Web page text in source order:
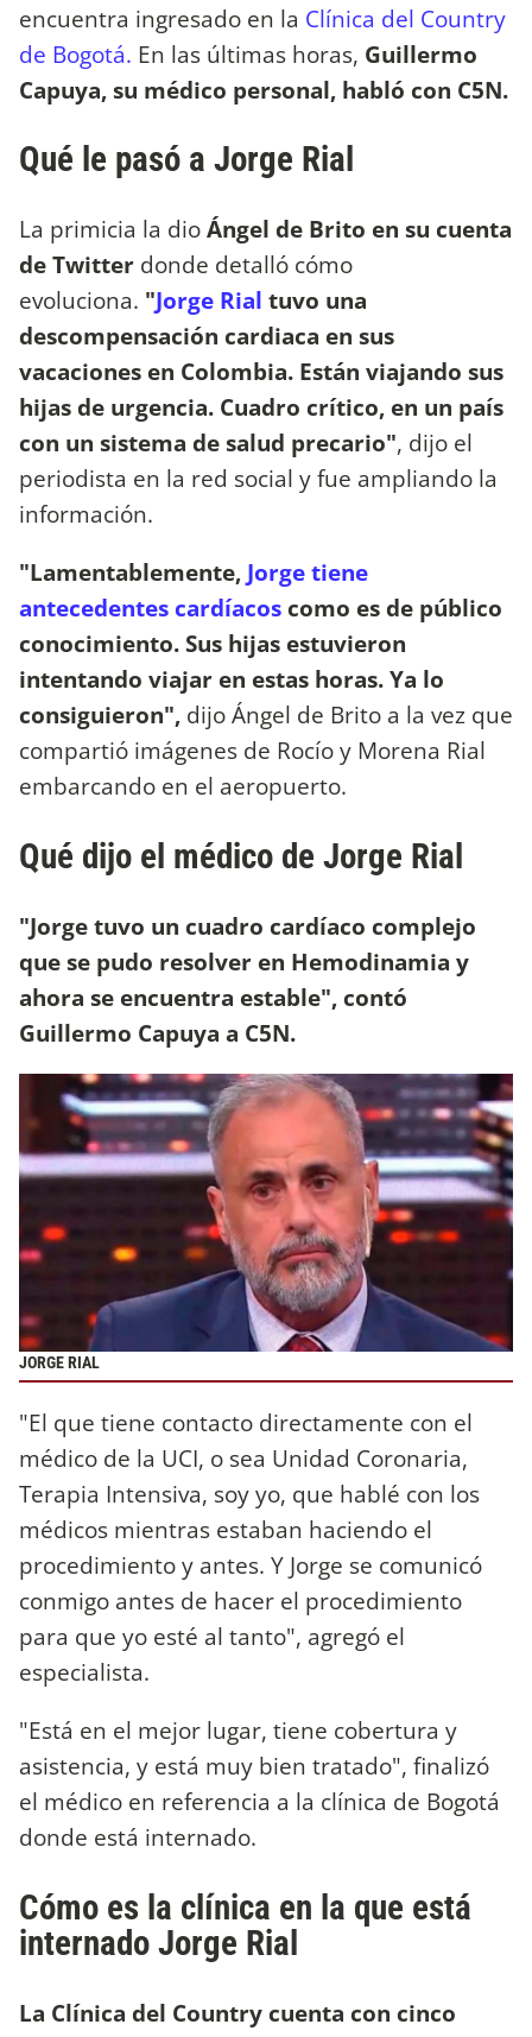
encuentra ingresado en la Clínica del Country
de Bogotá. En las últimas horas, Guillermo
Capuya, su médico personal, habló con C5N.
Qué le pasó a Jorge Rial
La primicia la dioÁngel de Brito en su cuenta
de Twitter donde detalló cómo
evoluciona. "Jorge Rial tuvo una
descompensación cardiaca en sus
vacaciones en Colombia. Están viajando sus
hijas de urgencia. Cuadro crítico, en un país
con un sistema de salud precario", dijo el
periodista en la red social y fue ampliando la
información.
"Lamentablemente, Jorge tiene
antecedentes cardíacos como es de público
conocimiento. Sus hijas estuvieron
intentando viajar en estas horas. Ya lo
consiguieron", dijo Ángel de Brito a la vez que
compartió imágenes de Rocío y Morena Rial
embarcando en el aeropuerto.
Qué dijo el médico de Jorge Rial
"Jorge tuvo un cuadro cardíaco complejo
que se pudo resolver en Hemodinamia y
ahora se encuentra estable", contó
Guillermo Capuya a C5N.
JORGE RIAL
"El que tiene contacto directamente con el
médico de la UCI, o sea Unidad Coronaria,
Terapia Intensiva, soy yo, que hablé con los
médicos mientras estaban haciendo el
procedimiento y antes. Y Jorge se comunicó
conmigo antes de hacer el procedimiento
para que yo esté al tanto", agregó el
especialista.
"Está en el mejor lugar, tiene cobertura y
asistencia, y está muy bien tratado", finalizó
el médico en referencia a la clínica de Bogotá
donde está internado.
Cómo es la clínica en la que está
internado Jorge Rial
La Clínica del Country cuenta con cinco